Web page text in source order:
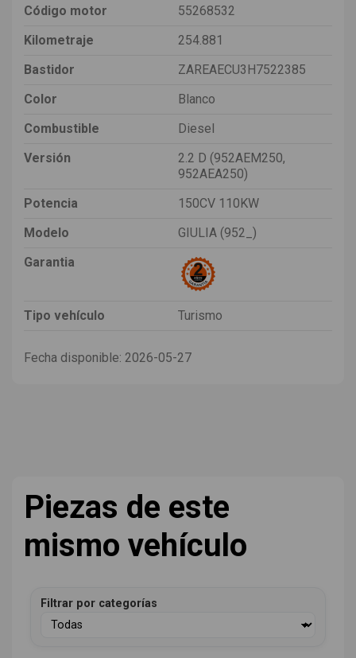
Código motor
55268532
Kilometraje
254.881
Bastidor
ZAREAECU3H7522385
Color
Blanco
Combustible
Diesel
Versión
2.2 D (952AEM250,
952AEA250)
Potencia
150CV 110KW
Modelo
GIULIA (952_)
Garantia
Tipo vehículo Turismo
Fecha disponible: 2026-05-27
Piezas de este
mismo vehículo
Filtrar por categorías